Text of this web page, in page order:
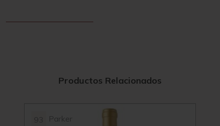
Productos Relacionados
Parker